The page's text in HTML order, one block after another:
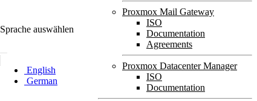
Sprache auswählen
English
German
Proxmox Mail Gateway
ISO
Documentation
Agreements
Proxmox Datacenter Manager
ISO
Documentation